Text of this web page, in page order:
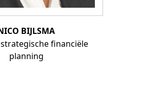
BIJLSMA
financiële
planning